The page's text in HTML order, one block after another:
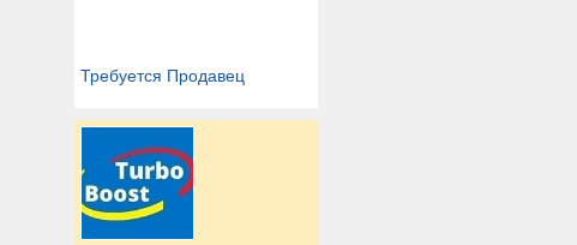
Требуется Продавец